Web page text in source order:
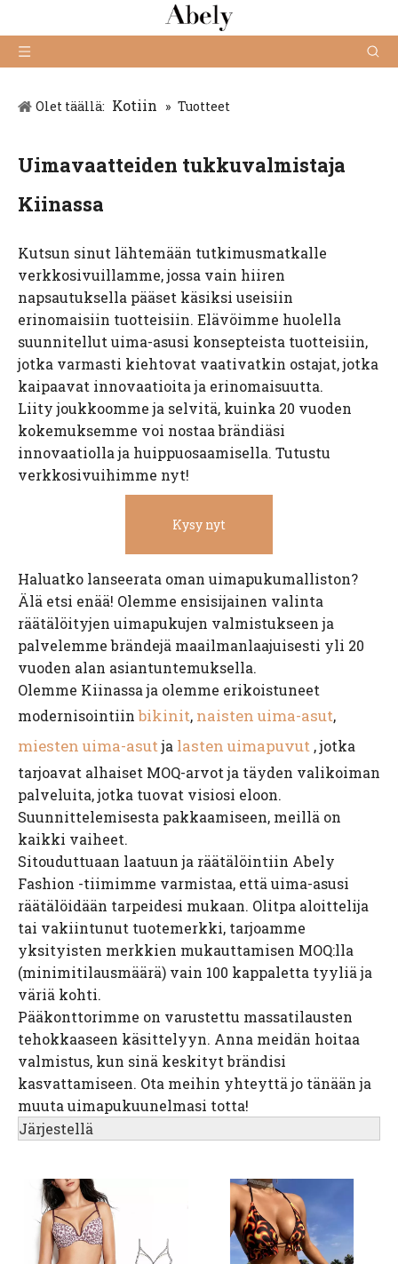
Olet täällä: Kotiin » Tuotteet
Uimavaatteiden tukkuvalmistaja
Kiinassa
Kutsun sinut lähtemään tutkimusmatkalle
verkkosivuillamme, jossa vain hiiren
napsautuksella pääset käsiksi useisiin
erinomaisiin tuotteisiin. Elävöimme huolella
suunnitellut uima-asusi konsepteista tuotteisiin,
jotka varmasti kiehtovat vaativatkin ostajat, jotka
kaipaavat innovaatioita ja erinomaisuutta.
Liity joukkoomme ja selvitä, kuinka 20 vuoden
kokemuksemme voi nostaa brändiäsi
innovaatiolla ja huippuosaamisella. Tutustu
verkkosivuihimme nyt!
Kysy nyt
Haluatko lanseerata oman uimapukumalliston?
Älä etsi enää! Olemme ensisijainen valinta
räätälöityjen uimapukujen valmistukseen ja
palvelemme brändejä maailmanlaajuisesti yli 20
vuoden alan asiantuntemuksella.
Olemme Kiinassa ja olemme erikoistuneet
modernisointiinbikinit, naisten uima-asut,
miesten uima-asutja lasten uimapuvut , jotka
tarjoavat alhaiset MOQ-arvot ja täyden valikoiman
palveluita, jotka tuovat visiosi eloon.
Suunnittelemisesta pakkaamiseen, meillä on
kaikki vaiheet.
Sitouduttuaan laatuun ja räätälöintiin Abely
Fashion -tiimimme varmistaa, että uima-asusi
räätälöidään tarpeidesi mukaan. Olitpa aloittelija
tai vakiintunut tuotemerkki, tarjoamme
yksityisten merkkien mukauttamisen MOQ:lla
(minimitilausmäärä) vain 100 kappaletta tyyliä ja
väriä kohti.
Pääkonttorimme on varustettu massatilausten
tehokkaaseen käsittelyyn. Anna meidän hoitaa
valmistus, kun sinä keskityt brändisi
kasvattamiseen. Ota meihin yhteyttä jo tänään ja
muuta uimapukuunelmasi totta!
Järjestellä